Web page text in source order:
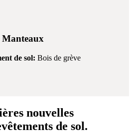
Manteaux
de sol: Bois de grève
nouvelles
de sol.